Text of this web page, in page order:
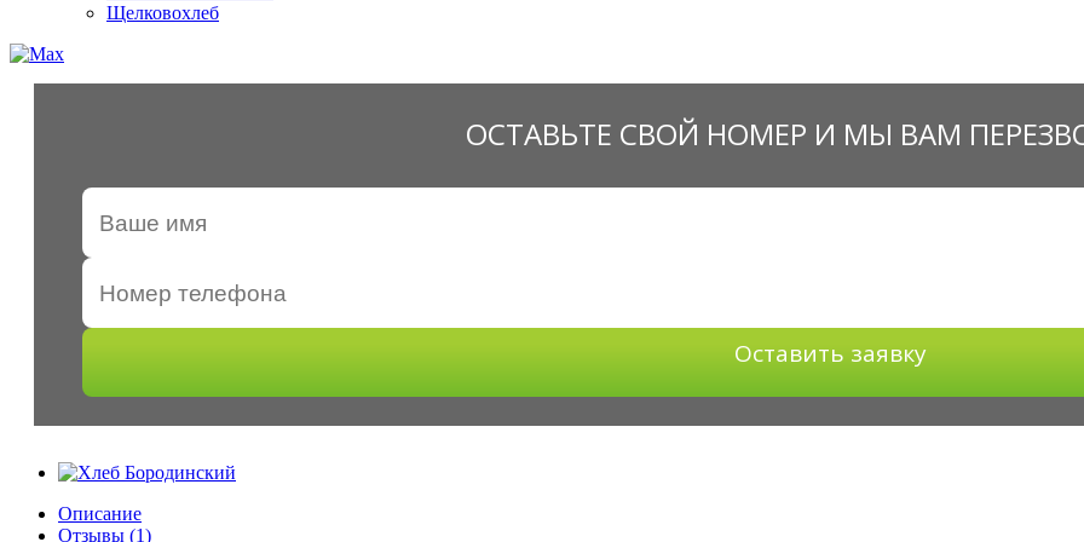
Щелковохлеб
ОСТАВЬТЕ СВОЙ НОМЕР И МЫ ВАМ
Оставить заявку
Описание
Отзывы (1)